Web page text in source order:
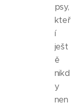
psy,
kteř
í
ješt
ě
nikd
y
nen